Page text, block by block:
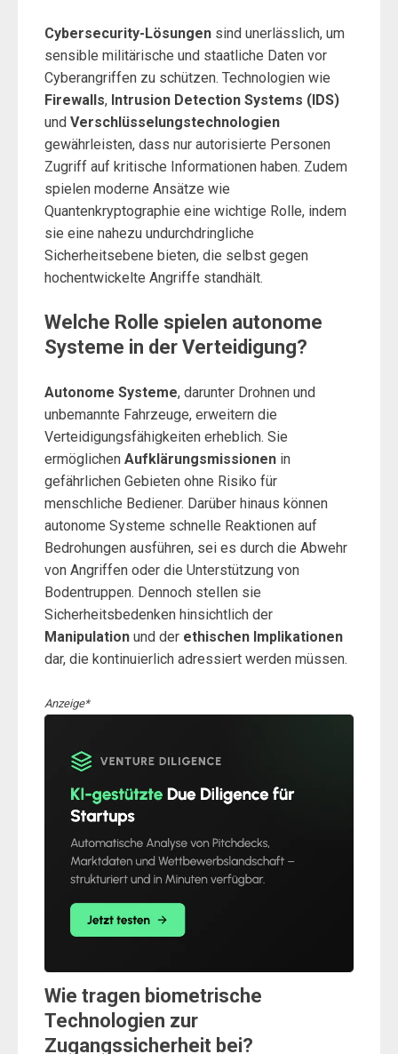
Cybersecurity-Lösungen sind unerlässlich, um
sensible militärische und staatliche Daten vor
Cyberangriffen zu schützen. Technologien wie
Firewalls, Intrusion Detection Systems (IDS)
und Verschlüsselungstechnologien
gewährleisten, dass nur autorisierte Personen
Zugriff auf kritische Informationen haben. Zudem
spielen moderne Ansätze wie
Quantenkryptographie eine wichtige Rolle, indem
sie eine nahezu undurchdringliche
Sicherheitsebene bieten, die selbst gegen
hochentwickelte Angriffe standhält.
Welche Rolle spielen autonome
Systeme in der Verteidigung?
Autonome Systeme, darunter Drohnen und
unbemannte Fahrzeuge, erweitern die
Verteidigungsfähigkeiten erheblich. Sie
ermöglichen Aufklärungsmissionen in
gefährlichen Gebieten ohne Risiko für
menschliche Bediener. Darüber hinaus können
autonome Systeme schnelle Reaktionen auf
Bedrohungen ausführen, sei es durch die Abwehr
von Angriffen oder die Unterstützung von
Bodentruppen. Dennoch stellen sie
Sicherheitsbedenken hinsichtlich der
Manipulation und der ethischen Implikationen
dar, die kontinuierlich adressiert werden müssen.
Anzeige*
Wie tragen biometrische
Technologien zur
Zugangssicherheit bei?